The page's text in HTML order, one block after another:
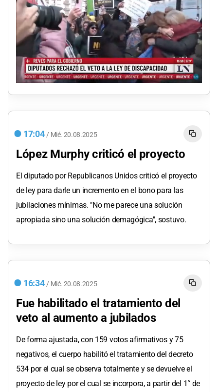
seconds
0
17:04 / Mié. 20.08.2025
López Murphy criticó el proyecto
El diputado por Republicanos Unidos criticó el proyecto
de ley para darle un incremento en el bono para las
jubilaciones mínimas. "No me parece una solución
apropiada sino una solución demagógica", sostuvo.
16:34 / Mié. 20.08.2025
Fue habilitado el tratamiento del
veto al aumento a jubilados
De forma ajustada, con 159 votos afirmativos y 75
negativos, el cuerpo habilitó el tratamiento del decreto
534 por el cual se observa totalmente y se devuelve el
proyecto de ley por el cual se incorpora, a partir del 1° de